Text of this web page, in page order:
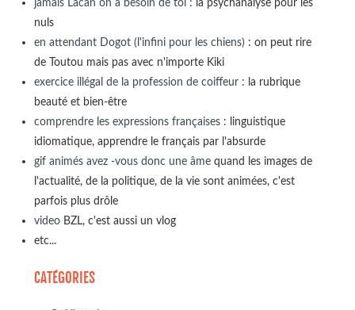
jamais Lacan on a besoin de toi: la psychanalyse pour les
nuls
en attendant Dogot (l'infini pour les chiens): on peut rire
de Toutou mais pas avec n'importe Kiki
exercice illégal de la profession de coiffeur: la rubrique
beauté et bien-être
comprendre les expressions françaises: linguistique
idiomatique, apprendre le français par l'absurde
gif animés avez -vous donc une âmequand les images de
l'actualité, de la politique, de la vie sont animées, c'est
parfois plus drôle
videoBZL, c'est aussi un vlog
etc...
CATÉGORIES